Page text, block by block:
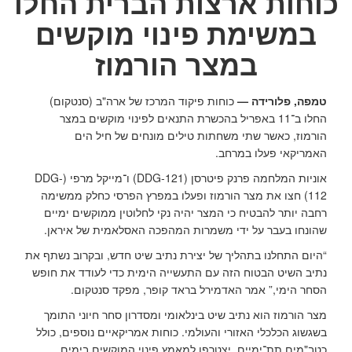
במשימת פינוי מוקשים
במצר הורמוז
טמפה, פלורידה — כוחות פיקוד המרכז של ארה"ב (סנטקום)
החלו ב־11 באפריל בהכשרת התנאים לפינוי מוקשים במצר
הורמוז, כאשר שתי משחתות טילים מונחים של חיל הים
האמריקאי פעלו במרחב.
אוניות המלחמה פרנק פיטרסן (DDG-121) ו־מייקל מרפי (DDG-
112) חצו את מצר הורמוז ופעלו במפרץ הפרסי כחלק ממשימה
רחבה יותר להבטיח כי המצר יהיה נקי לחלוטין ממוקשים ימיים
שהונחו בעבר על ידי משמרות המהפכה האסלאמית של איראן.
“היום התחלנו בתהליך של יצירת נתיב שיט חדש, ובקרוב נשתף את
נתיב השיט הבטוח הזה עם התעשייה הימית כדי לעודד את חופש
הסחר הימי,” אמר האדמירל בראד קופר, מפקד סנטקום.
מצר הורמוז הוא נתיב שיט בינלאומי ומסדרון סחר חיוני התומך
בשגשוג הכלכלי האזורי והעולמי. כוחות אמריקאיים נוספים, כולל